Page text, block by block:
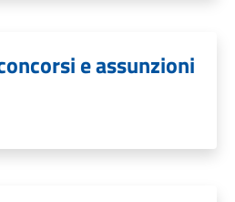
e assunzioni